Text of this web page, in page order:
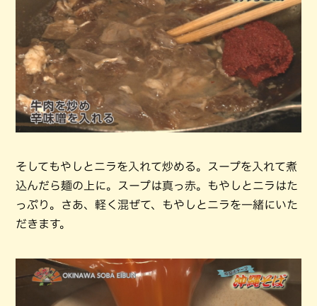
そしてもやしとニラを入れて炒める。スープを入れて煮
込んだら麺の上に。スープは真っ赤。もやしとニラはた
っぷり。さあ、軽く混ぜて、もやしとニラを一緒にいた
だきます。